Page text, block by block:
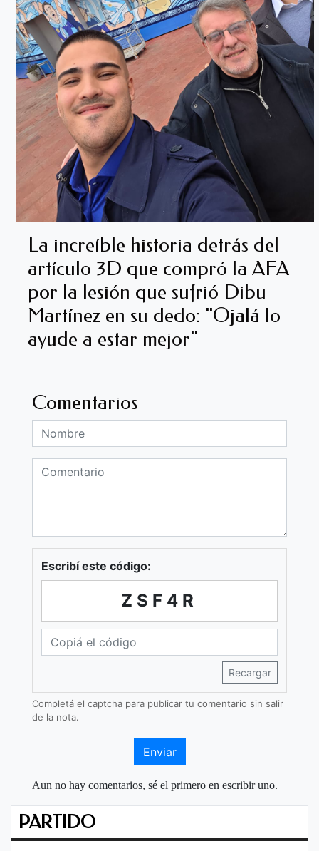
La increíble historia detrás del
artículo 3D que compró la AFA
por la lesión que sufrió Dibu
Martínez en su dedo: "Ojalá lo
ayude a estar mejor"
Comentarios
Escribí este código:
ZSF4R
Recargar
Completá el captcha para publicar tu comentario sin salir
de la nota.
Enviar
Aun no hay comentarios, sé el primero en escribir uno.
PARTIDO